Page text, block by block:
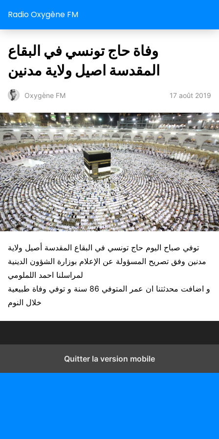
Radio Oxygène FM
وفاة حاج تونسي في البقاع
المقدسة اصيل ولاية مدنين
Oxygène FM 17 août 2019
توفي صباح اليوم حاج تونسي في البقاع المقدسة أصيل ولاية
مدنين وفق تصريح المسؤولة عن الإعلام بوزارة الشؤون الدينية
لمراسلنا احمد اللملومي
و اضافت محدثتنا ان عمر المتوفي 86 سنة و توفي وفاة طبيعية
خلال النوم
Quitter la version mobile